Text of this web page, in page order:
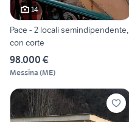
14
Pace - 2 locali semindipendente,
con corte
98.000 €
Messina (ME)